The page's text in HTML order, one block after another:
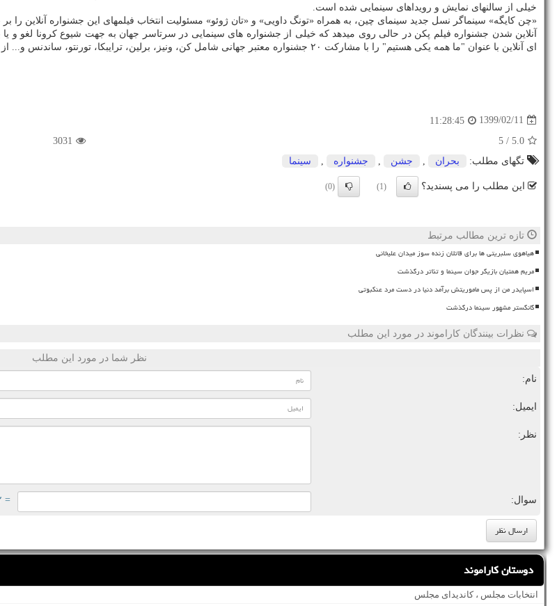
خیلی از سالنهای نمایش و رویداهای سینمایی شده است.
«چن کایگه» سینماگر نسل جدید سینمای چین، به همراه «تونگ داویی» و «تان ژوئو» مسئولیت انتخاب فیلمهای این جشنواره آنلاین را بر
آنلاین شدن جشنواره فیلم پکن در حالی روی میدهد که خیلی از جشنواره های سینمایی در سرتاسر جهان به جهت شیوع کرونا لغو و
ای آنلاین با عنوان "ما همه یکی هستیم" را با مشارکت ۲۰ جشنواره معتبر جهانی شامل کن، ونیز، برلین، ترایبکا، تورنتو، ساندنس و... از تاریخ ۲۹ می تا ۷ ژوئن (۹ تا ۱۸ خرداد) برگزار خواهد نمود.
1399/02/11
11:28:45
5.0
/ 5
3031
تگهای مطلب:
بحران جشن جشنواره سینما
این مطلب را می پسندید؟ (1)
(0)
تازه ترین مطالب مرتبط
هیاهوی سلبریتی ها برای قاتلان زنده سوز میدان علیخانی
مریم همتیان بازیگر جوان سینما و تئاتر درگذشت
اسپایدر من از پس ماموریتش برآمد دنیا در دست مرد عنکبوتی
گانگستر مشهور سینما درگذشت
نظرات بینندگان کاراموند در مورد این مطلب
نظر شما در مورد این مطلب
نام:
ایمیل:
نظر:
سوال: = ۲ بعلاوه ۵
دوستان کاراموند
انتخابات مجلس ، کاندیدای مجلس